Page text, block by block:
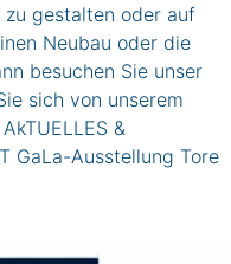
zu gestalten oder auf
Neubau oder die
besuchen Sie unser
sich von unserem
&
GaLa-Ausstellung Tore